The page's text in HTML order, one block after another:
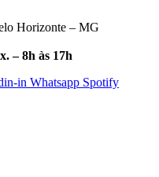
Horizonte – MG
– 8h às 17h
in Whatsapp Spotify